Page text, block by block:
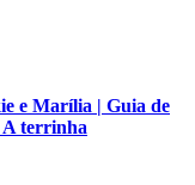
e Marília | Guia de
A terrinha